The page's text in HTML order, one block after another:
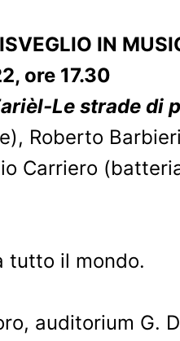
IN
ore 17.30
Le strade di
Roberto
Carriero
tutto il mondo.
auditorium G.